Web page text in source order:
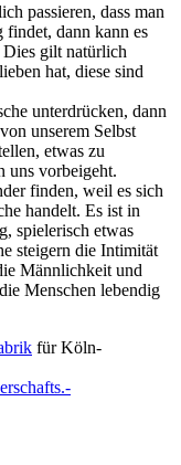
passieren, dass man
findet, dann kann es
Dies gilt natürlich
hat, diese sind
unterdrücken, dann
unserem Selbst
etwas zu
uns vorbeigeht.
finden, weil es sich
handelt. Es ist in
spielerisch etwas
steigern die Intimität
Männlichkeit und
Menschen lebendig
für Köln-